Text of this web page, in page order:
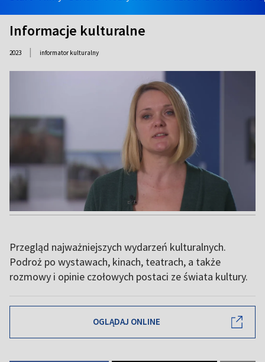
Informacje kulturalne
2023 | informator kulturalny
Przegląd najważniejszych wydarzeń kulturalnych.
Podroż po wystawach, kinach, teatrach, a także
rozmowy i opinie czołowych postaci ze świata kultury.
OGLĄDAJ ONLINE